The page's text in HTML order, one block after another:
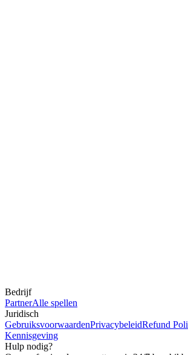
Bedrijf
PartnerAlle spellen
Juridisch
GebruiksvoorwaardenPrivacybeleidRefund
Kennisgeving
Hulp nodig?